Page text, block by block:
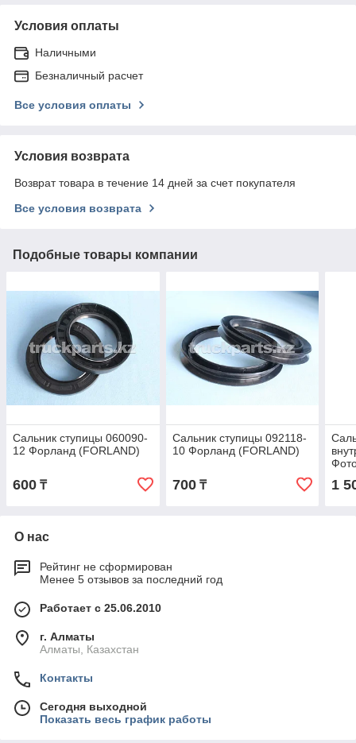
Условия оплаты
Наличными
Безналичный расчет
Все условия оплаты
Условия возврата
Возврат товара в течение 14 дней за счет покупателя
Все условия возврата
Подобные товары компании
Сальник ступицы 060090-
12 Форланд (FORLAND)
600 ₸
Сальник ступицы 092118-
10 Форланд (FORLAND)
700₸ 1
О нас
Рейтинг не сформирован
Менее 5 отзывов за последний год
Работает с 25.06.2010
г. Алматы
Алматы, Казахстан
Контакты
Сегодня выходной
Показать весь график работы